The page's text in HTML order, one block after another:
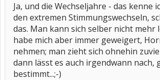
Ja, und die Wechseljahre - das kenne
den extremen Stimmungswechseln,
das. Man kann sich selber nicht mehr
habe mich aber immer geweigert,
nehmen; man zieht sich ohnehin
dann lässt es auch irgendwann nach,
bestimmt...;-)